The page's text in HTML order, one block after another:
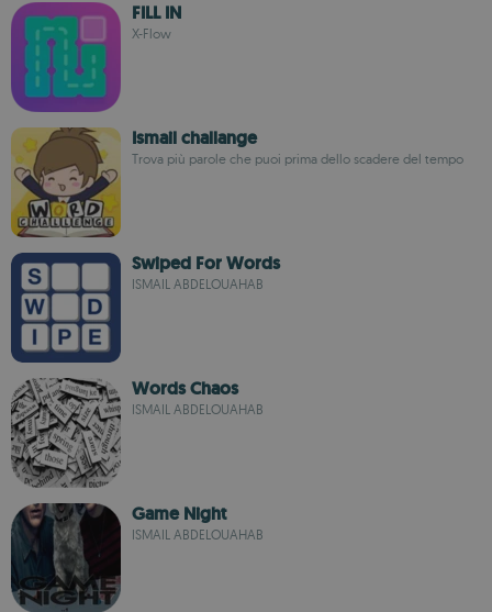
FILL IN
X-Flow
Ismail challange
Trova più parole che puoi prima dello scadere del tempo
Swiped For Words
ISMAIL ABDELOUAHAB
Words Chaos
ISMAIL ABDELOUAHAB
Game Night
ISMAIL ABDELOUAHAB